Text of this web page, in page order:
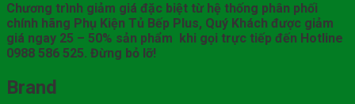
Chương trình giảm giá đặc biệt từ hệ thống phân phối
chính hãng Phụ Kiện Tủ Bếp Plus, Quý Khách được giảm
giá ngay 25 – 50% sản phẩm khi gọi trực tiếp đến Hotline
0988 586 525. Đừng bỏ lỡ!
Brand